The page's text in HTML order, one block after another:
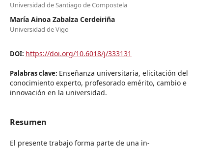
Universidad de Santiago de Compostela
María Ainoa Zabalza Cerdeiriña
Universidad de Vigo
DOI: https://doi.org/10.6018/j/333131
Palabras clave: Enseñanza universitaria, elicitación del
conocimiento experto, profesorado emérito, cambio e
innovación en la universidad.
Resumen
El presente trabajo forma parte de una in-